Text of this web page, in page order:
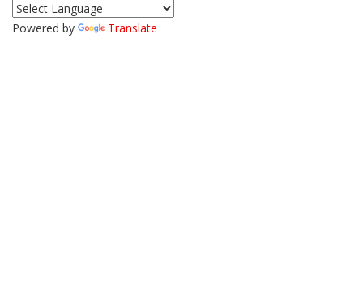
Powered by Translate